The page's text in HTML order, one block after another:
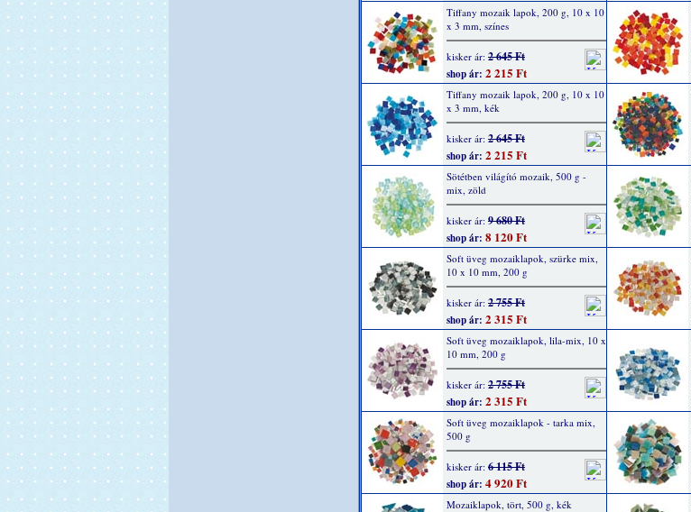
Tiffany mozaik lapok, 200 g, 10 x 10
x 3 mm, színes
kisker ár: 2 645 Ft
shop ár: 2 215 Ft
Tiffany mozaik lapok, 200 g, 10 x 10
x 3 mm, kék
kisker ár: 2 645 Ft
shop ár: 2 215 Ft
Sötétben világító mozaik, 500 g -
mix, zöld
kisker ár: 9 680 Ft
shop ár: 8 120 Ft
Soft üveg mozaiklapok, szürke mix,
10 x 10 mm, 200 g
kisker ár: 2 755 Ft
shop ár: 2 315 Ft
Soft üveg mozaiklapok, lila-mix, 10 x
10 mm, 200 g
kisker ár: 2 755 Ft
shop ár: 2 315 Ft
Soft üveg mozaiklapok - tarka mix,
500 g
kisker ár: 6 115 Ft
shop ár: 4 920 Ft
Mozaiklapok, tört, 500 g, kék